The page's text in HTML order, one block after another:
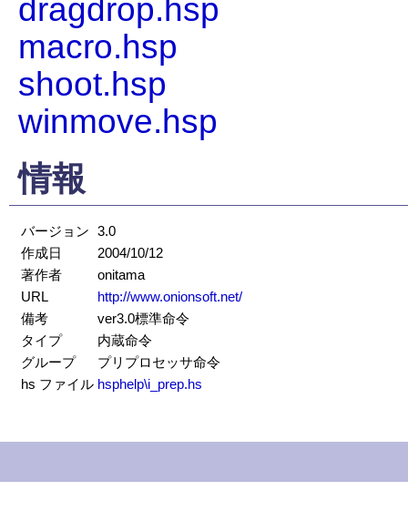
dragdrop.hsp
macro.hsp
shoot.hsp
winmove.hsp
情報
バージョン 3.0
作成日
2004/10/12
著作者
onitama
URL
http://www.onionsoft.net/
備考
ver3.0標準命令
タイプ
内蔵命令
グループ
プリプロセッサ命令
hs ファイル hsphelp\i_prep.hs